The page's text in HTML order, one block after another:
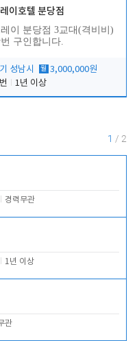
이호텔 분당점
이 분당점 3교대(격비비)
구인합니다.
성남시 월 3,000,000원
1년 이상
1 / 2
경력무관
1년 이상
관